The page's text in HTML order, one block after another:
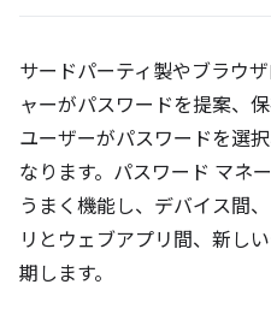
サードパーティ製やブラウ
ャーがパスワードを提案、
ユーザーがパスワードを選
なります。パスワード マネ
うまく機能し、デバイス間
リとウェブアプリ間、新し
期します。